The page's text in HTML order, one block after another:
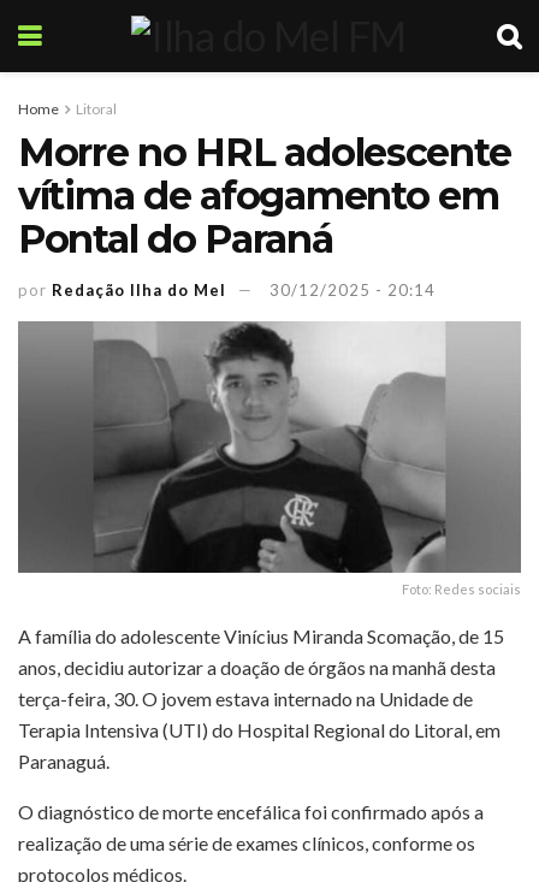
Home Litoral
Morre no HRL adolescente
vítima de afogamento em
Pontal do Paraná
por Redação Ilha do Mel 30/12/2025 - 20:14
Foto: Redes sociais
A família do adolescente Vinícius Miranda Scomação, de 15
anos, decidiu autorizar a doação de órgãos na manhã desta
terça-feira, 30. O jovem estava internado na Unidade de
Terapia Intensiva (UTI) do Hospital Regional do Litoral, em
Paranaguá.
O diagnóstico de morte encefálica foi confirmado após a
realização de uma série de exames clínicos, conforme os
protocolos médicos.